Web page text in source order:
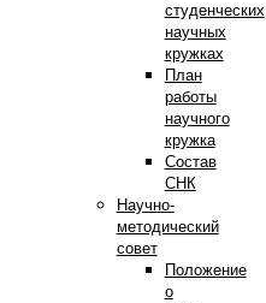
студенческих
научных
кружках
План
работы
научного
кружка
Состав
СНК
Научно-
методический
совет
Положение
о